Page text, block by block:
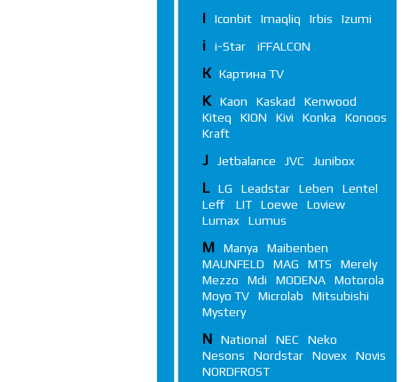
I Iconbit Imaqliq Irbis Izumi
i i-Star iFFALСON
К Картина TV
K Kaon Kaskad
Kenwood
Kiteq
KION Kivi Konka
Konoos
Kraft
J Jetbalance JVC Junibox
L LG Leadstar Leben
Lentel
Leff
LIT Loewe
Loview
Lumax
Lumus
M Manya
Maibenben
MAUNFELD
MAG MTS
Merely
Mezzo
Mdi MODENA
Motorola
Moyo TV
Microlab
Mitsubishi
Mystery
N National NEC
Neko
Nesons
Nordstar Novex
Novis
NORDFROST